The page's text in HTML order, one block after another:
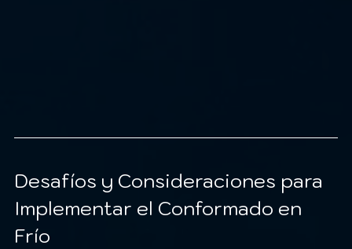
Desafíos y Consideraciones para
Implementar el Conformado en
Frío